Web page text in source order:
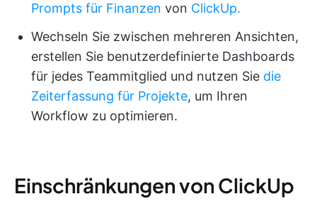
Prompts für Finanzen von ClickUp.
Wechseln Sie zwischen mehreren Ansichten,
erstellen Sie benutzerdefinierte Dashboards
für jedes Teammitglied und nutzen Sie die
Zeiterfassung für Projekte, um Ihren
Workflow zu optimieren.
Einschränkungen von ClickUp